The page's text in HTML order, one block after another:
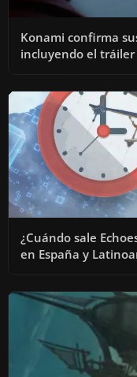
Konami confirma
incluyendo el
¿Cuándo sale
en España y